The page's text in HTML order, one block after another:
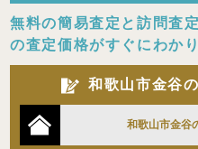
無料の簡易査定と訪問査定
の査定価格がすぐにわか
和歌山市金谷
和歌山市金谷